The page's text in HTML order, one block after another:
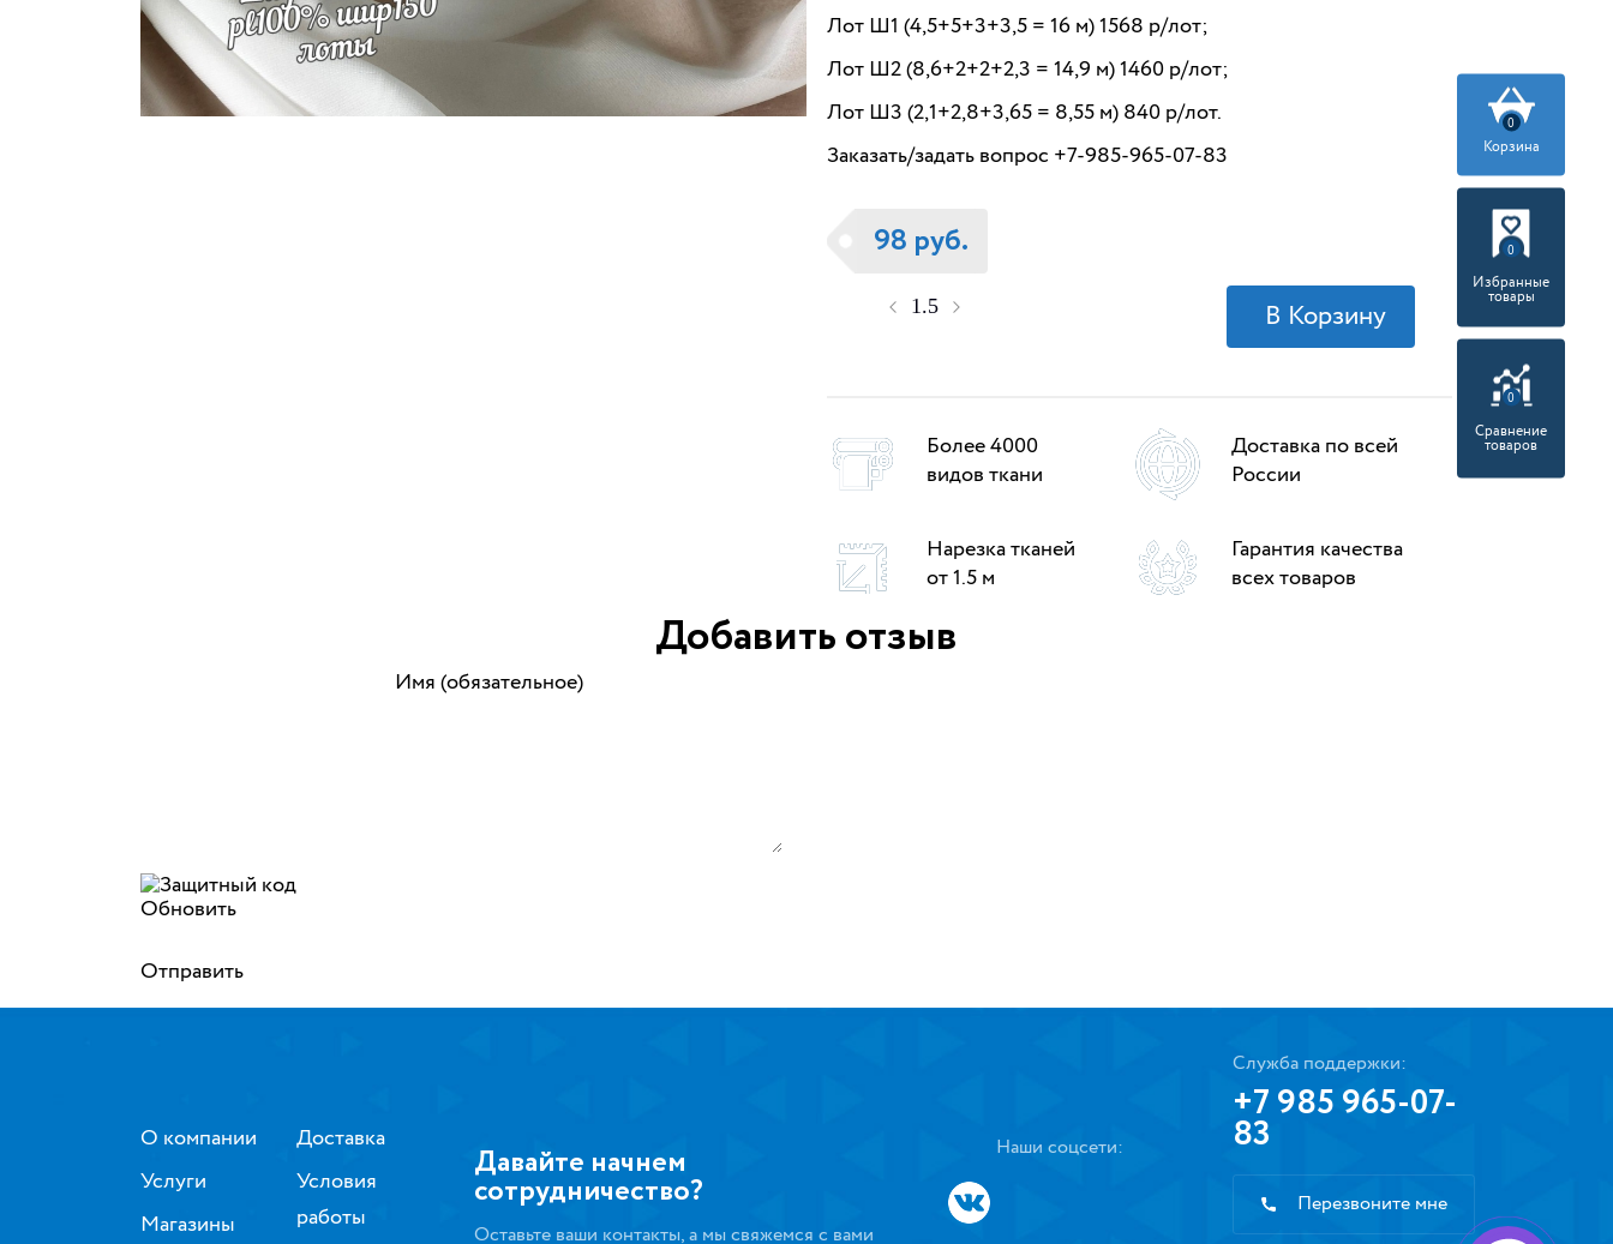
Лот Ш1 (4,5+5+3+3,5 = 16 м) 1568 р/лот;
Лот Ш2 (8,6+2+2+2,3 = 14,9 м) 1460 р/лот;
Лот Ш3 (2,1+2,8+3,65 = 8,55 м) 840 р/лот.
Заказать/задать вопрос +7-985-965-07-83
98 руб.
Более 4000
видов ткани
Доставка по всей
России
Нарезка тканей
от 1.5 м
Гарантия качества
всех товаров
Добавить отзыв
Имя (обязательное)
Обновить
Отправить
0
Корзина
0
Избранные
товары
0
Сравнение
товаров
О компании
Услуги
Магазины
Доставка
Условия
работы
Давайте начнем
сотрудничество?
Оставьте ваши контакты, а мы свяжемся с вами
Наши соцсети:
Служба поддержки:
+7 985 965-07-
83
Перезвоните мне